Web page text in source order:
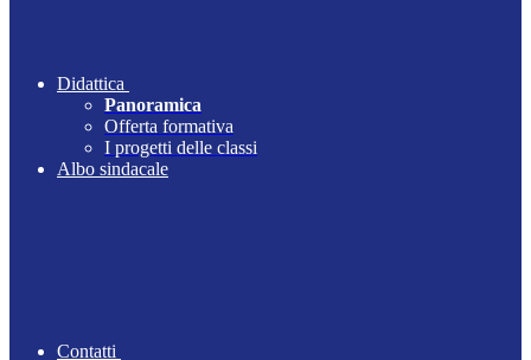
Didattica
Panoramica
Offerta formativa
I progetti delle classi
Albo sindacale
Contatti